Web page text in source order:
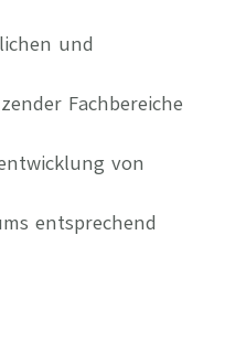
und
Fachbereiche
von
entsprechend